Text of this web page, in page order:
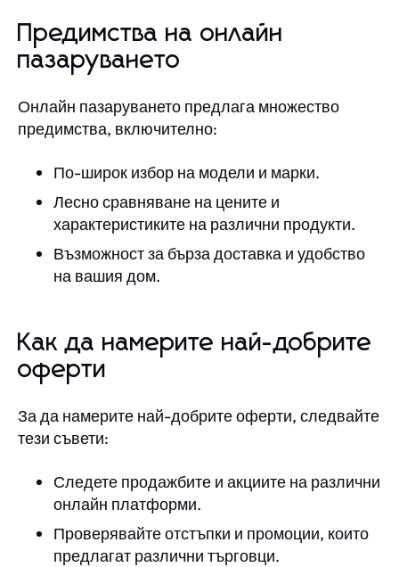
Предимства на онлайн
пазаруването
Онлайн пазаруването предлага множество
предимства, включително:
По-широк избор на модели и марки.
Лесно сравняване на цените и
характеристиките на различни продукти.
Възможност за бърза доставка и удобство
на вашия дом.
Как да намерите най-добрите
оферти
За да намерите най-добрите оферти, следвайте
тези съвети:
Следете продажбите и акциите на различни
онлайн платформи.
Проверявайте отстъпки и промоции, които
предлагат различни търговци.